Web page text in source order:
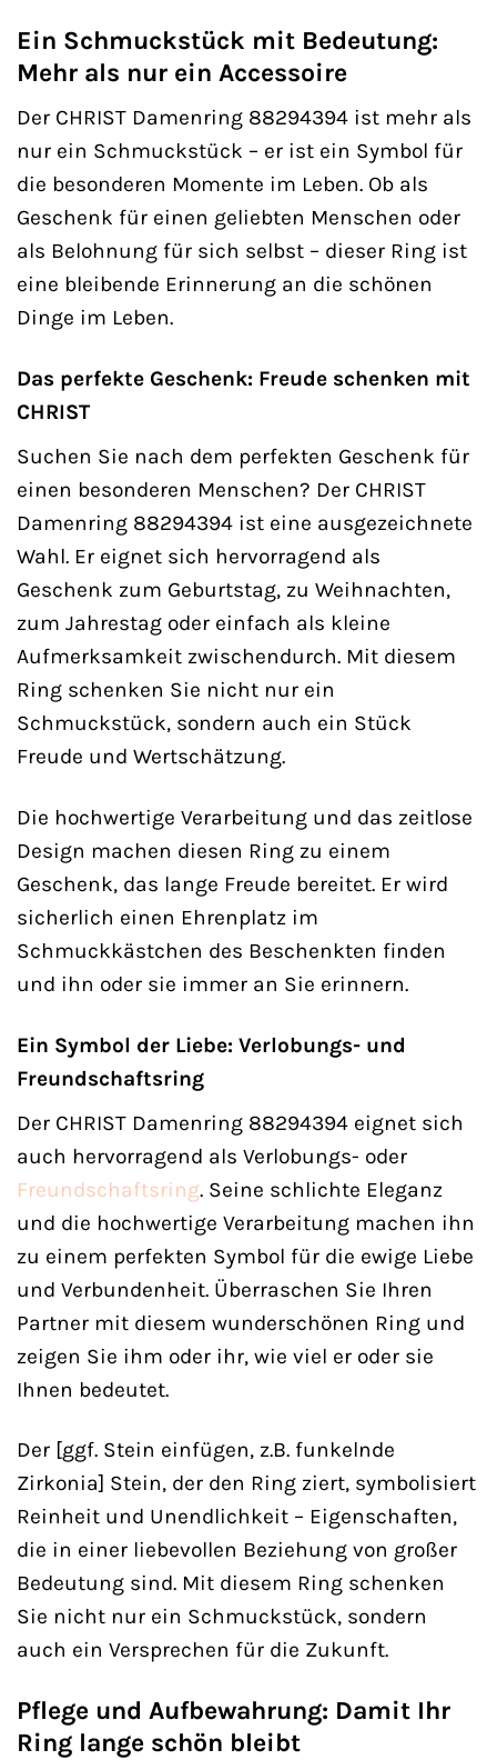
Ein Schmuckstück mit Bedeutung:
Mehr als nur ein Accessoire
Der CHRIST Damenring 88294394 ist mehr als
nur ein Schmuckstück – er ist ein Symbol für
die besonderen Momente im Leben. Ob als
Geschenk für einen geliebten Menschen oder
als Belohnung für sich selbst – dieser Ring ist
eine bleibende Erinnerung an die schönen
Dinge im Leben.
Das perfekte Geschenk: Freude schenken mit
CHRIST
Suchen Sie nach dem perfekten Geschenk für
einen besonderen Menschen? Der CHRIST
Damenring 88294394 ist eine ausgezeichnete
Wahl. Er eignet sich hervorragend als
Geschenk zum Geburtstag, zu Weihnachten,
zum Jahrestag oder einfach als kleine
Aufmerksamkeit zwischendurch. Mit diesem
Ring schenken Sie nicht nur ein
Schmuckstück, sondern auch ein Stück
Freude und Wertschätzung.
Die hochwertige Verarbeitung und das zeitlose
Design machen diesen Ring zu einem
Geschenk, das lange Freude bereitet. Er wird
sicherlich einen Ehrenplatz im
Schmuckkästchen des Beschenkten finden
und ihn oder sie immer an Sie erinnern.
Ein Symbol der Liebe: Verlobungs- und
Freundschaftsring
Der CHRIST Damenring 88294394 eignet sich
auch hervorragend als Verlobungs- oder
Freundschaftsring. Seine schlichte Eleganz
und die hochwertige Verarbeitung machen ihn
zu einem perfekten Symbol für die ewige Liebe
und Verbundenheit. Überraschen Sie Ihren
Partner mit diesem wunderschönen Ring und
zeigen Sie ihm oder ihr, wie viel er oder sie
Ihnen bedeutet.
Der [ggf. Stein einfügen, z.B. funkelnde
Zirkonia] Stein, der den Ring ziert, symbolisiert
Reinheit und Unendlichkeit – Eigenschaften,
die in einer liebevollen Beziehung von großer
Bedeutung sind. Mit diesem Ring schenken
Sie nicht nur ein Schmuckstück, sondern
auch ein Versprechen für die Zukunft.
Pflege und Aufbewahrung: Damit Ihr
Ring lange schön bleibt